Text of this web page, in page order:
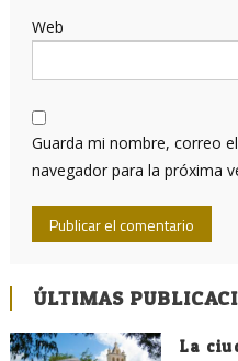
Web
Guarda mi nombre, correo
navegador para la próxima
ÚLTIMAS
La